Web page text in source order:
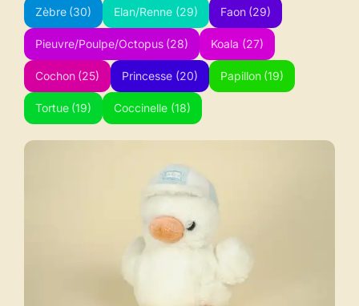
Zèbre (30) Elan/Renne (29) Faon (29)
Pieuvre/Poulpe/Octopus (28) Koala (27)
Cochon (25) Princesse (20) Papillon (19)
Tortue (19) Coccinelle (18)